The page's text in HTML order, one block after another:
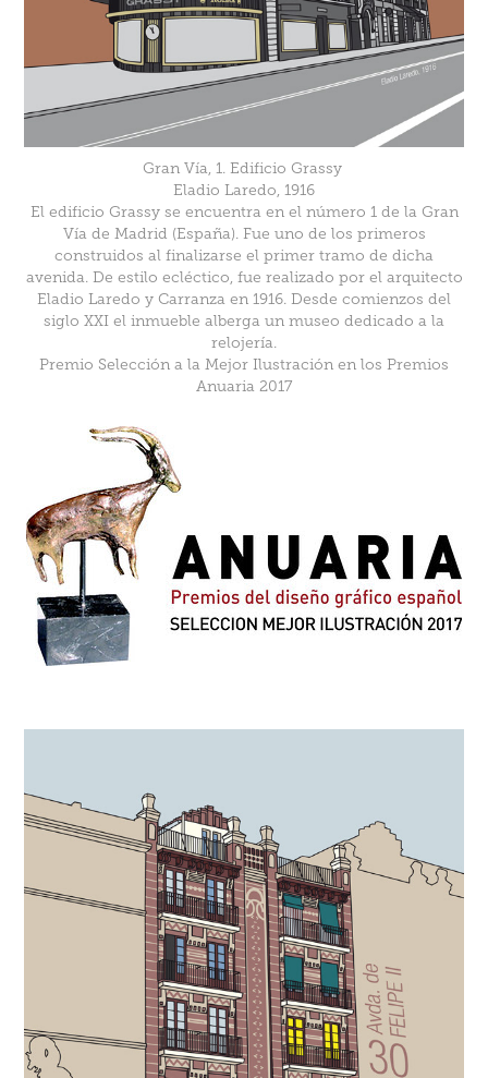
Gran Vía, 1. Edificio Grassy
Eladio Laredo, 1916
El edificio Grassy se encuentra en el número 1 de la Gran
Vía de Madrid (España). Fue uno de los primeros
construidos al finalizarse el primer tramo de dicha
avenida. De estilo ecléctico, fue realizado por el arquitecto
Eladio Laredo y Carranza en 1916. Desde comienzos del
siglo XXI el inmueble alberga un museo dedicado a la
relojería.
Premio Selección a la Mejor Ilustración en los Premios
Anuaria 2017